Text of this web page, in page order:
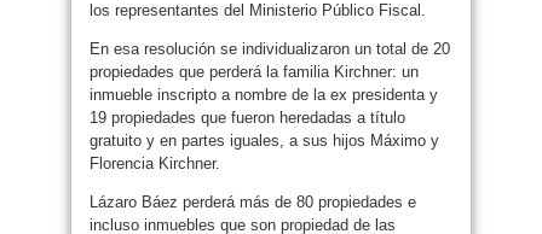
los representantes del Ministerio Público Fiscal.
En esa resolución se individualizaron un total de 20
propiedades que perderá la familia Kirchner: un
inmueble inscripto a nombre de la ex presidenta y
19 propiedades que fueron heredadas a título
gratuito y en partes iguales, a sus hijos Máximo y
Florencia Kirchner.
Lázaro Báez perderá más de 80 propiedades e
incluso inmuebles que son propiedad de las